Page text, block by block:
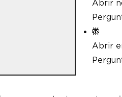
// Read with the
// Create a barcode
Abrir
Abrir